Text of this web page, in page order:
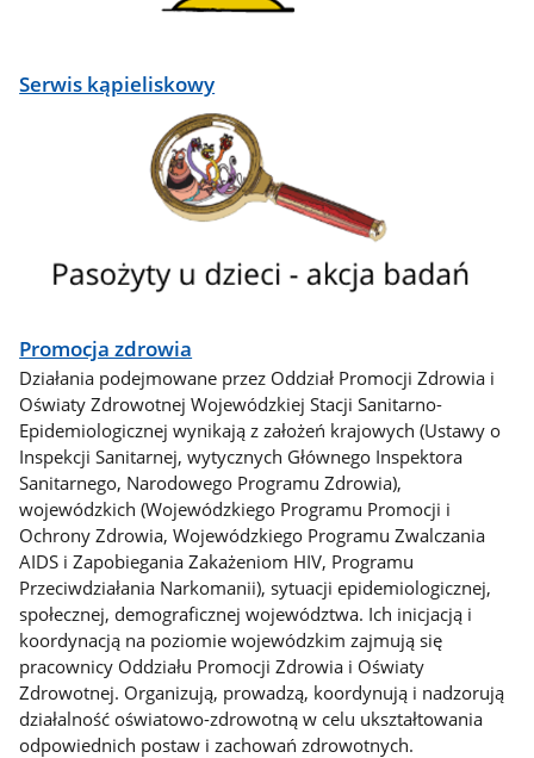
Serwis kąpieliskowy
Promocja zdrowia
Działania podejmowane przez Oddział Promocji Zdrowia i
Oświaty Zdrowotnej Wojewódzkiej Stacji Sanitarno-
Epidemiologicznej wynikają z założeń krajowych (Ustawy o
Inspekcji Sanitarnej, wytycznych Głównego Inspektora
Sanitarnego, Narodowego Programu Zdrowia),
wojewódzkich (Wojewódzkiego Programu Promocji i
Ochrony Zdrowia, Wojewódzkiego Programu Zwalczania
AIDS i Zapobiegania Zakażeniom HIV, Programu
Przeciwdziałania Narkomanii), sytuacji epidemiologicznej,
społecznej, demograficznej województwa. Ich inicjacją i
koordynacją na poziomie wojewódzkim zajmują się
pracownicy Oddziału Promocji Zdrowia i Oświaty
Zdrowotnej. Organizują, prowadzą, koordynują i nadzorują
działalność oświatowo-zdrowotną w celu ukształtowania
odpowiednich postaw i zachowań zdrowotnych.